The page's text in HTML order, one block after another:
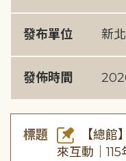
發布單位 新
發佈時間
標題
【總館
來互動｜